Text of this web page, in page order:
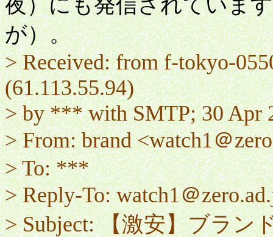
が）。
> Received: from f-tokyo-
(61.113.55.94)
> by *** with SMTP; 30 Apr
> From: brand <watch1＠
> To: ***
> Reply-To: watch1＠
> Subject: 【激安】ブラン